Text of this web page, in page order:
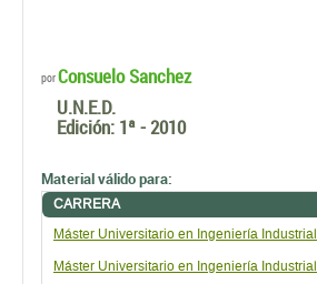
porConsuelo Sanchez
U.N.E.D.
Edición: 1ª - 2010
Material válido para:
CARRERA
Máster Universitario en Ingeniería Industrial
Máster Universitario en Ingeniería Industrial